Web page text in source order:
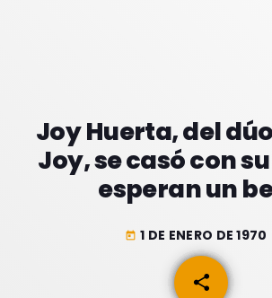
Joy Huerta, del
Joy, se casó con
esperan un
today 1 DE ENERO DE 1970
share
email